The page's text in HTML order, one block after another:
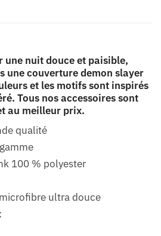
une nuit douce et paisible,
une couverture demon slayer
et les motifs sont inspirés
Tous nos accessoires sont
au meilleur prix.
qualité
100 % polyester
ultra douce